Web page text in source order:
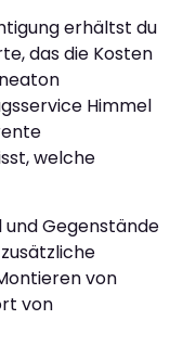
erhältst du
das die Kosten
Himmel
welche
Gegenstände
von
von